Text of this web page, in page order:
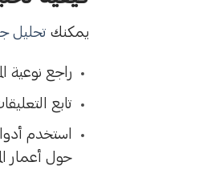
يمكنك تحليل
راجع نوعية
تابع
حول أعمار